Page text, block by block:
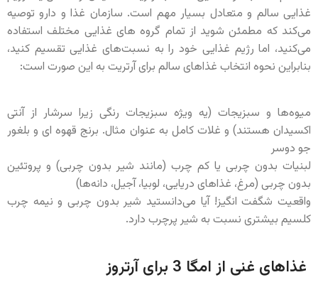
غذایی سالم و متعادل بسیار مهم است. سازمان غذا و دارو توصیه
می‌کند که مطمئن شوید از تمام گروه های غذایی مختلف استفاده
می‌کنید، اما رژیم غذایی خود را به نسبت‌های غذایی تقسیم کنید،
بنابراین نحوه انتخاب غذاهای سالم برای آرتریت به این صورت است:
میوه‌ها و سبزیجات (یه ویژه سبزیجات رنگی زیرا سرشار از آنتی
اکسیدان هستند) و غلات کامل به عنوان مثال. برنج قهوه ای و بلغور
جو دوسر
لبنیات بدون چربی یا کم چرب (مانند شیر بدون چربی) و پروتئین
بدون چربی (مرغ، غذاهای دریایی، لوبیا، آجیل، دانه‌ها)
واقعیت شگفت انگیز! آیا می‌دانستید شیر بدون چربی و نیمه چرب
کلسیم بیشتری نسبت به شیر پرچرب دارد.
غذاهای غنی از امگا 3 برای آرتروز